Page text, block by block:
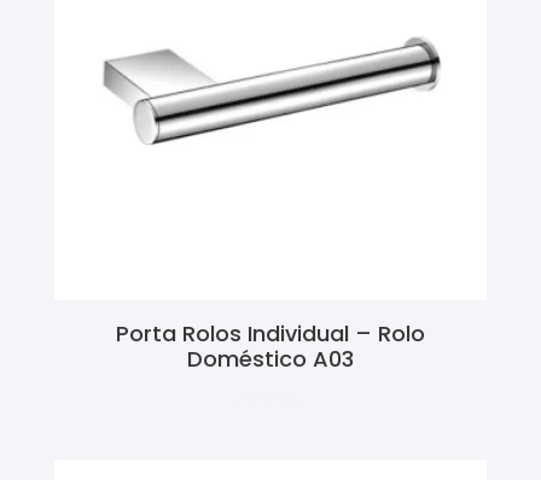
Porta Rolos Individual – Rolo
Doméstico A03